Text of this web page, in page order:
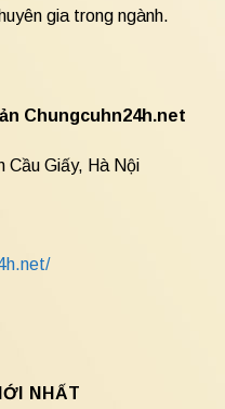
gia trong ngành.
Chungcuhn24h.net
Cầu Giấy, Hà Nội
NHẤT